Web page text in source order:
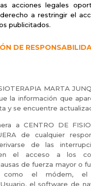
acciones legales
a restringir el
publicitados.
DE
MARTA
la información que
y se encuentre
a CENTRO DE
de cualquier
de las
el acceso a los
de fuerza mayor o
como el módem, el
el software de